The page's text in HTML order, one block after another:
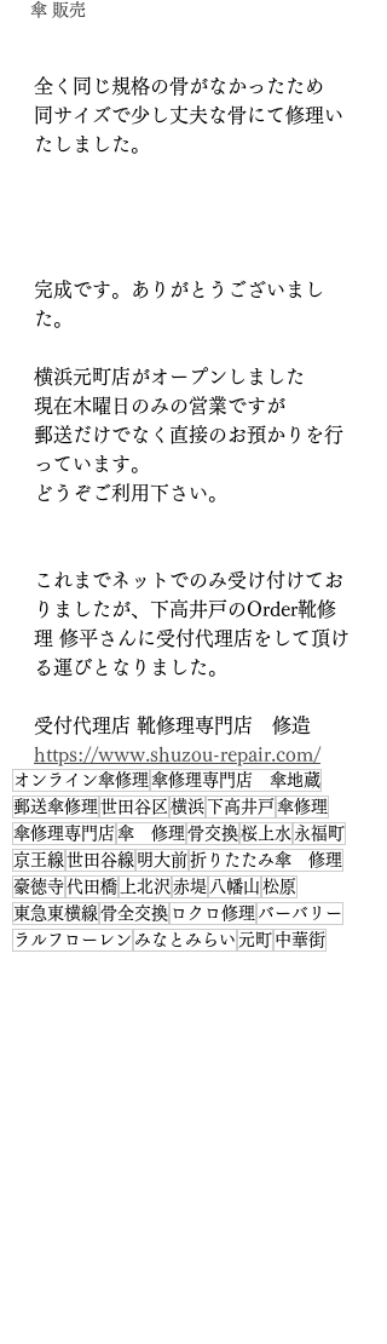
傘 販売
全く同じ規格の骨がなかったため
同サイズで少し丈夫な骨にて修理い
たしました。
完成です。ありがとうございまし
た。
横浜元町店がオープンしました
現在木曜日のみの営業ですが
郵送だけでなく直接のお預かりを行
っています。
どうぞご利用下さい。
これまでネットでのみ受け付けてお
りましたが、下高井戸のOrder靴修
理 修平さんに受付代理店をして頂け
る運びとなりました。
受付代理店 靴修理専門店　修造
https://www.shuzou-repair.com/
オンライン傘修理 傘修理専門店 傘地蔵
郵送傘修理 世田谷区 横浜 下高井戸 傘修理
傘修理専門店 傘 修理 骨交換桜上水 永福町
京王線 世田谷線 明大前折りたたみ傘 修理
豪徳寺代田橋 上北沢 赤堤 八幡山 松原
東急東横線 骨全交換 ロクロ修理 バーバリー
ラルフローレン みなとみらい 元町 中華街